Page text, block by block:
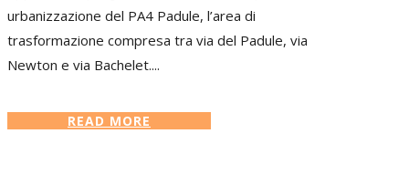
urbanizzazione del PA4 Padule, l’area di
trasformazione compresa tra via del Padule, via
Newton e via Bachelet....
READ MORE